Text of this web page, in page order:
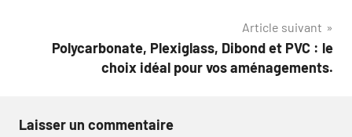
Article suivant
Polycarbonate, Plexiglass, Dibond et PVC : le
choix idéal pour vos aménagements.
Laisser un commentaire